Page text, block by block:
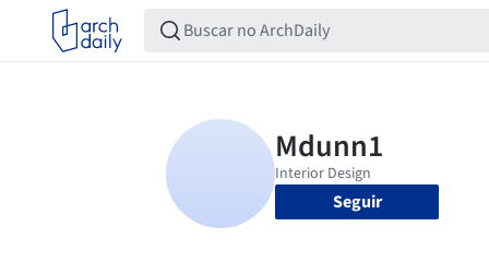
Seguir